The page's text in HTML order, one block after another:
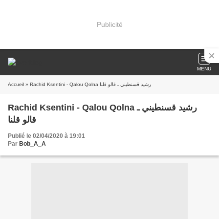
Publicité
MENU
Accueil » Rachid Ksentini - Qalou Qolna رشيد قسنطيني ـ قالو قلنا
Rachid Ksentini - Qalou Qolna رشيد قسنطيني ـ
قالو قلنا
Publié le 02/04/2020 à 19:01
Par Bob_A_A